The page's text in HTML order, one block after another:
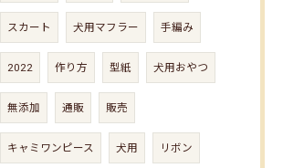
スカート 犬用マフラー 手編み
2022 作り方 型紙 犬用おやつ
無添加 通販 販売
キャミワンピース 犬用 リボン